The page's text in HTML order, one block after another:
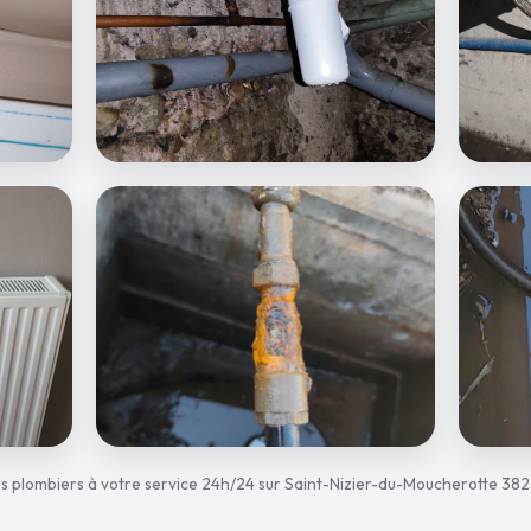
plombiers à votre service 24h/24 sur Saint-Nizier-du-Moucherotte